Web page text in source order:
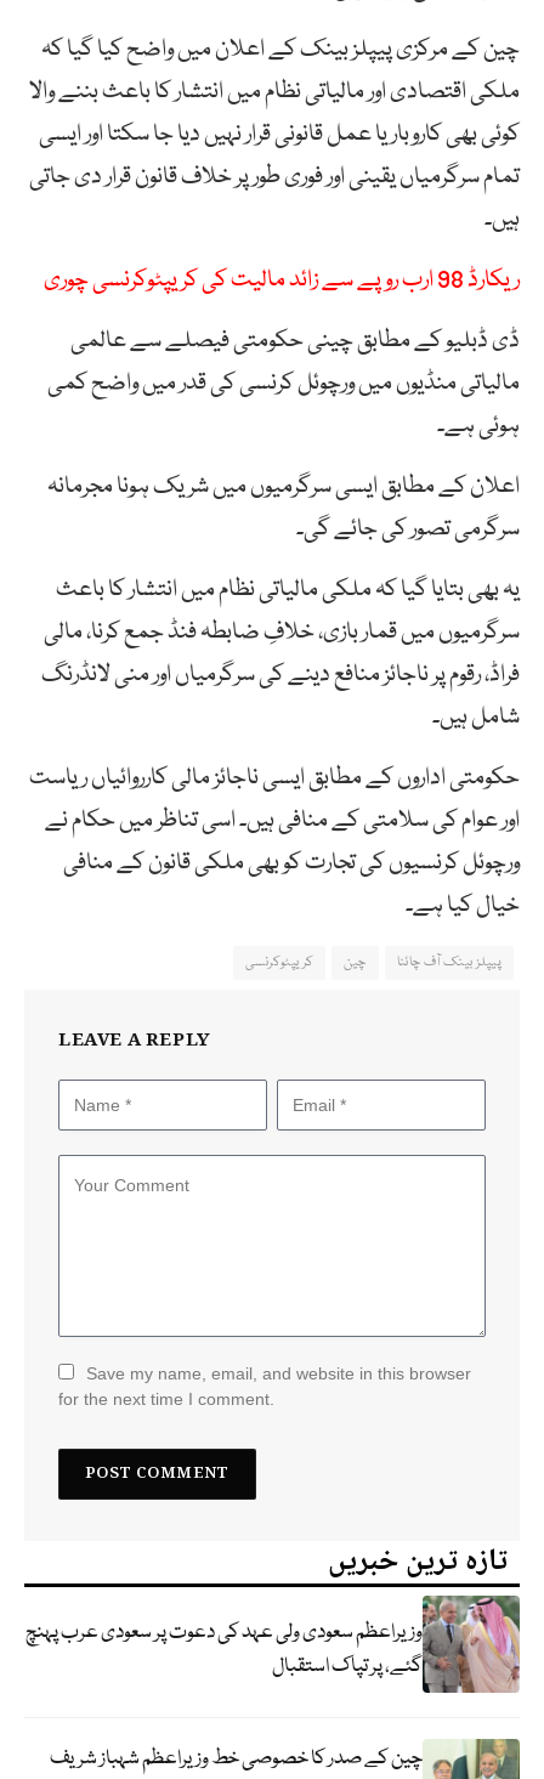
چین کے مرکزی پیپلز بینک کے اعلان میں واضح کیا گیا کہ
ملکی اقتصادی اور مالیاتی نظام میں انتشار کا باعث بننے والا
کوئی بھی کاروبار یا عمل قانونی قرار نہیں دیا جا سکتا اور ایسی
تمام سرگرمیاں یقینی اور فوری طور پر خلاف قانون قرار دی جاتی
ہیں۔
ریکارڈ 98 ارب روپے سے زائد مالیت کی کریپٹوکرنسی چوری
ڈی ڈبلیو کے مطابق چینی حکومتی فیصلے سے عالمی
مالیاتی منڈیوں میں ورچوئل کرنسی کی قدر میں واضح کمی
ہوئی ہے۔
اعلان کے مطابق ایسی سرگرمیوں میں شریک ہونا مجرمانہ
سرگرمی تصور کی جائے گی۔
یہ بھی بتایا گیا کہ ملکی مالیاتی نظام میں انتشار کا باعث
سرگرمیوں میں قمار بازی، خلافِ ضابطہ فنڈ جمع کرنا، مالی
فراڈ، رقوم پر ناجائز منافع دینے کی سرگرمیاں اور منی لانڈرنگ
شامل ہیں۔
حکومتی اداروں کے مطابق ایسی ناجائز مالی کارروائیاں ریاست
اور عوام کی سلامتی کے منافی ہیں۔ اسی تناظر میں حکام نے
ورچوئل کرنسیوں کی تجارت کو بھی ملکی قانون کے منافی
خیال کیا ہے۔
پیپلز بینک آف چائنا چین کریپٹوکرنسی
LEAVE A REPLY
Save my name, email, and website in this browser
for the next time I comment.
تازہ ترین خبریں
وزیراعظم سعودی ولی عہد کی دعوت پر سعودی عرب پہنچ
گئے، پر تپاک استقبال
چین کے صدر کا خصوصی خط وزیراعظم شہباز شریف